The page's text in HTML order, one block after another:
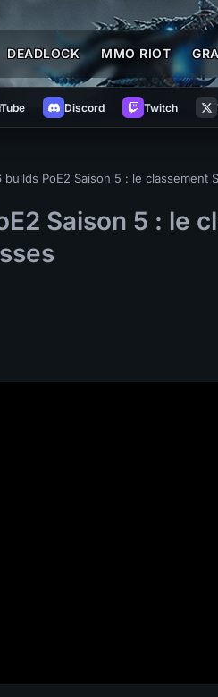
DEADLOCK MMO RIOT
Discord Twitch
builds PoE2 Saison 5 : le classement
Saison 5 : le